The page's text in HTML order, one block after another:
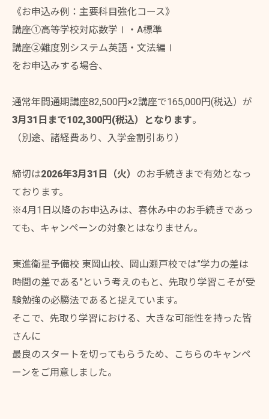
《お申込み例：主要科目強化コース》
講座①高等学校対応数学Ⅰ・A標準
講座②難度別システム英語・文法編Ⅰ
をお申込みする場合、
通常年間通期講座82,500円×2講座で165,000円(税込）が
3月31日まで102,300円(税込）となります。
（別途、諸経費あり、入学金割引あり）
締切は2026年3月31日（火）
のお手続きまで有効となっ
ております。
※4月1日以降のお申込みは、春休み中のお手続きであっ
ても、キャンペーンの対象とはなりません。
東進衛星予備校 東岡山校、岡山瀬戸校では”学力の差は
時間の差である”という考えのもと、先取り学習こそが受
験勉強の必勝法であると捉えています。
そこで、先取り学習における、大きな可能性を持った皆
さんに
最良のスタートを切ってもらうため、こちらのキャンペ
ーンをご用意しました。